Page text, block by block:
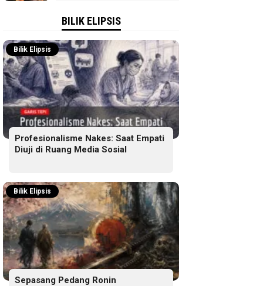
BILIK ELIPSIS
Bilik Elipsis
Profesionalisme Nakes: Saat Empati
Diuji di Ruang Media Sosial
Bilik Elipsis
Sepasang Pedang Ronin